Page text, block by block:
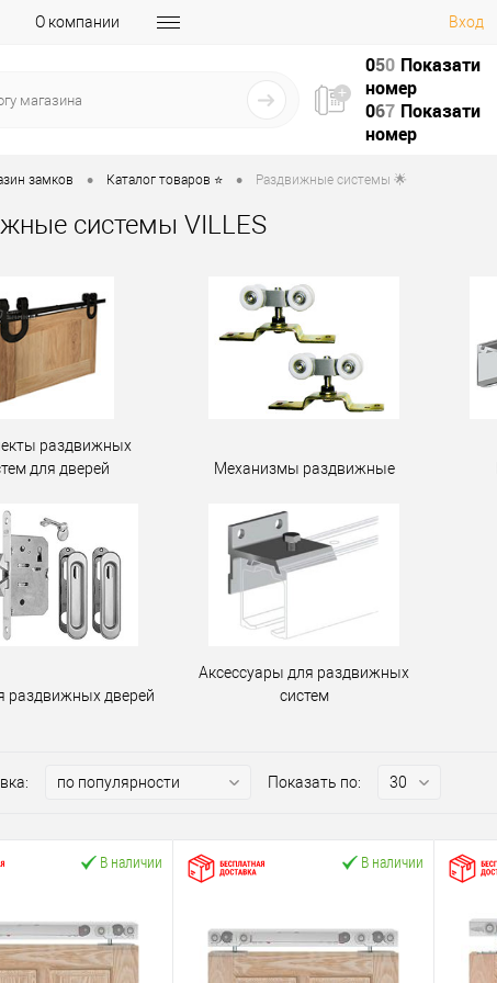
О компании Вход
050 Показати
номер
067 Показати
номер
замков • Каталог товаров ⭐ • Раздвижные системы 🌟
системы VILLES
раздвижных
для дверей
Механизмы раздвижные
раздвижных дверей
Аксессуары для раздвижных
систем
Показать по:
В наличии В наличии